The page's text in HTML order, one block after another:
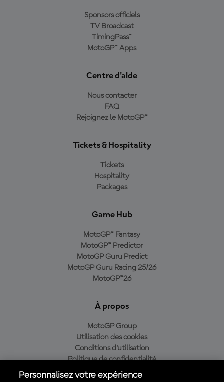
Sponsors officiels
TV Broadcast
TimingPass™
MotoGP™ Apps
Centre d'aide
Nous contacter
FAQ
Rejoignez le MotoGP™
Tickets & Hospitality
Tickets
Hospitality
Packages
Game Hub
MotoGP™ Fantasy
MotoGP™ Predictor
MotoGP Guru Predict
MotoGP Guru Racing 25/26
MotoGP™26
À propos
MotoGP Group
Utilisation des cookies
Conditions d'utilisation
Politique de confidentialité
Politique d’achat
Personnalisez votre expérience